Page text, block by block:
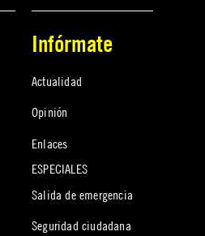
Infórmate
Actualidad
Opinión
Enlaces
ESPECIALES
Salida de emergencia
Seguridad ciudadana